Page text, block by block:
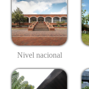
Nivel nacional